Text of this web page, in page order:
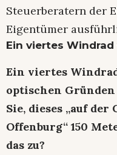
Steuerberatern der
Eigentümer
Ein viertes
Ein viertes
optischen
Sie, dieses „auf
Offenburg“ 150
das zu?